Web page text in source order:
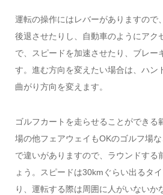
運転の操作にはレバーがありますので
後退させたりし、自動車のようにアク
で、スピードを加速させたり、ブレー
す。進む方向を変えたい場合は、ハン
曲がり方向を変えます。
ゴルフカートを走らせることができる
場の他フェアウェイもOKのゴルフ場
で違いがありますので、ラウンドする
ょう。スピードは30kmぐらい出るタ
り、運転する際は周囲に人がいないか